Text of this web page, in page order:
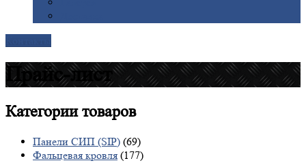
Прайс-лист
Категориитоваров
Панели СИП (SIP) (69)
Фальцевая кровля (177)